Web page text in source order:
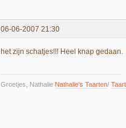
06-06-2007 21:30
het zijn schatjes!!! Heel knap gedaan.
Groetjes, Nathalie Nathalie's Taarten/